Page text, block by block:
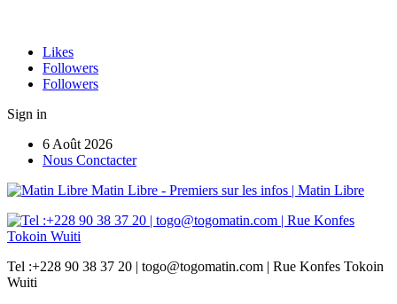
Likes
Followers
Followers
Sign in
6 Août 2026
Nous Conctacter
Matin Libre - Premiers sur les infos | Matin Libre
Tel :+228 90 38 37 20 | togo@togomatin.com | Rue Konfes Tokoin
Wuiti